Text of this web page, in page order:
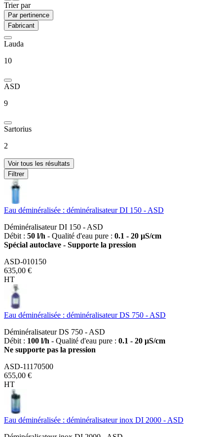
Trier par
Par pertinence
Fabricant
Lauda
10
ASD
9
Sartorius
2
Voir tous les résultats
Filtrer
Eau déminéralisée : déminéralisateur DI 150 - ASD
Déminéralisateur DI 150 - ASD
Débit : 50 l/h - Qualité d'eau pure : 0.1 - 20 µS/cm
Spécial autoclave - Supporte la pression
ASD-010150
635,00 €
HT
Eau déminéralisée : déminéralisateur DS 750 - ASD
Déminéralisateur DS 750 - ASD
Débit : 100 l/h - Qualité d'eau pure : 0.1 - 20 µS/cm
Ne supporte pas la pression
ASD-11170500
655,00 €
HT
Eau déminéralisée : déminéralisateur inox DI 2000 - ASD